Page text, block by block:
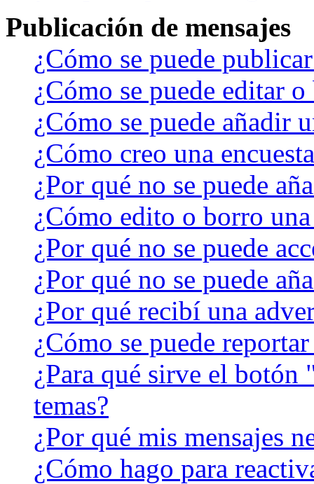
Publicación de mensajes
¿Cómo se puede
¿Cómo se puede editar
¿Cómo se puede añadir
¿Cómo creo una
¿Por qué no se puede
¿Cómo edito o borro una
¿Por qué no se puede
¿Por qué no se puede
¿Por qué recibí una
¿Cómo se puede
¿Para qué sirve el
temas?
¿Por qué mis mensajes
¿Cómo hago para